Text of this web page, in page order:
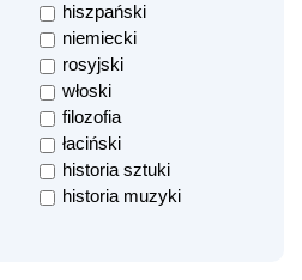
hiszpański
niemiecki
rosyjski
włoski
filozofia
łaciński
historia sztuki
historia muzyki